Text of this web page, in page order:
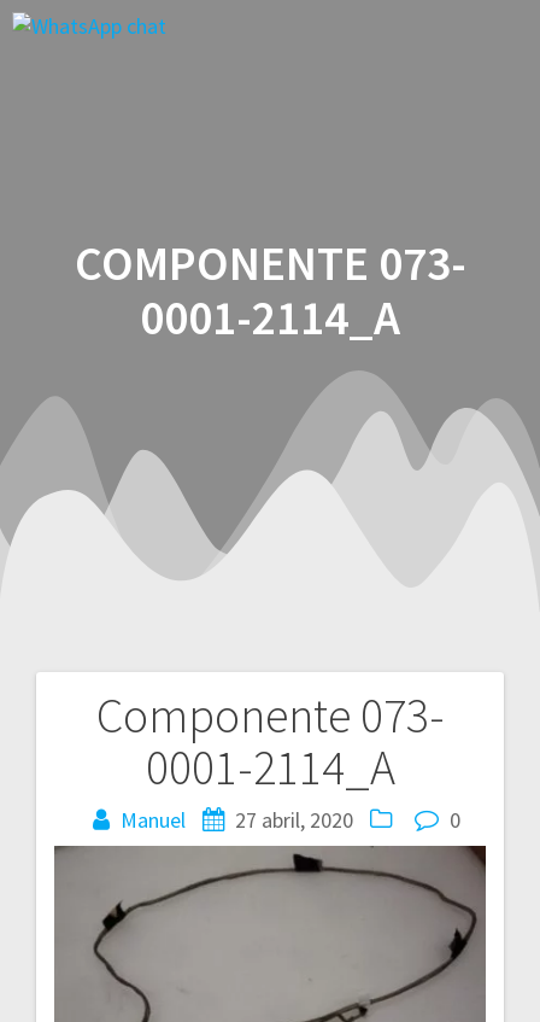
COMPONENTE 073-
0001-2114_A
Componente 073-
0001-2114_A
Manuel 27 abril, 2020 0
Navegación
entradas